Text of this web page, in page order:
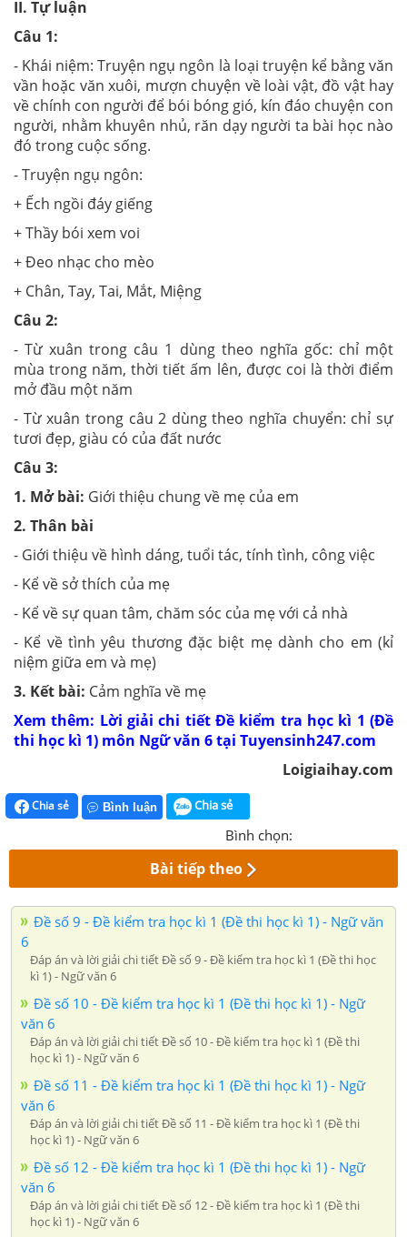
II. Tự luận
Câu 1:
- Khái niệm: Truyện ngụ ngôn là loại truyện kể bằng văn
vần hoặc văn xuôi, mượn chuyện về loài vật, đồ vật hay
về chính con người để bói bóng gió, kín đáo chuyện con
người, nhằm khuyên nhủ, răn dạy người ta bài học nào
đó trong cuộc sống.
- Truyện ngụ ngôn:
+ Ếch ngồi đáy giếng
+ Thầy bói xem voi
+ Đeo nhạc cho mèo
+ Chân, Tay, Tai, Mắt, Miệng
Câu 2:
- Từ xuân trong câu 1 dùng theo nghĩa gốc: chỉ một
mùa trong năm, thời tiết ấm lên, được coi là thời điểm
mở đầu một năm
- Từ xuân trong câu 2 dùng theo nghĩa chuyển: chỉ sự
tươi đẹp, giàu có của đất nước
Câu 3:
1. Mở bài: Giới thiệu chung về mẹ của em
2. Thân bài
- Giới thiệu về hình dáng, tuổi tác, tính tình, công việc
- Kể về sở thích của mẹ
- Kể về sự quan tâm, chăm sóc của mẹ với cả nhà
- Kể về tình yêu thương đặc biệt mẹ dành cho em (kỉ
niệm giữa em và mẹ)
3. Kết bài: Cảm nghĩa về mẹ
Xem thêm: Lời giải chi tiết Đề kiểm tra học kì 1 (Đề
thi học kì 1) môn Ngữ văn 6 tại Tuyensinh247.com
Loigiaihay.com
Chia sẻ Bình luận Chia sẻ
Bình chọn:
Bài tiếp theo
Đề số 9 - Đề kiểm tra học kì 1 (Đề thi học kì 1) - Ngữ văn
6
Đáp án và lời giải chi tiết Đề số 9 - Đề kiểm tra học kì 1 (Đề thi học
kì 1) - Ngữ văn 6
Đề số 10 - Đề kiểm tra học kì 1 (Đề thi học kì 1) - Ngữ
văn 6
Đáp án và lời giải chi tiết Đề số 10 - Đề kiểm tra học kì 1 (Đề thi
học kì 1) - Ngữ văn 6
Đề số 11 - Đề kiểm tra học kì 1 (Đề thi học kì 1) - Ngữ
văn 6
Đáp án và lời giải chi tiết Đề số 11 - Đề kiểm tra học kì 1 (Đề thi
học kì 1) - Ngữ văn 6
Đề số 12 - Đề kiểm tra học kì 1 (Đề thi học kì 1) - Ngữ
văn 6
Đáp án và lời giải chi tiết Đề số 12 - Đề kiểm tra học kì 1 (Đề thi
học kì 1) - Ngữ văn 6